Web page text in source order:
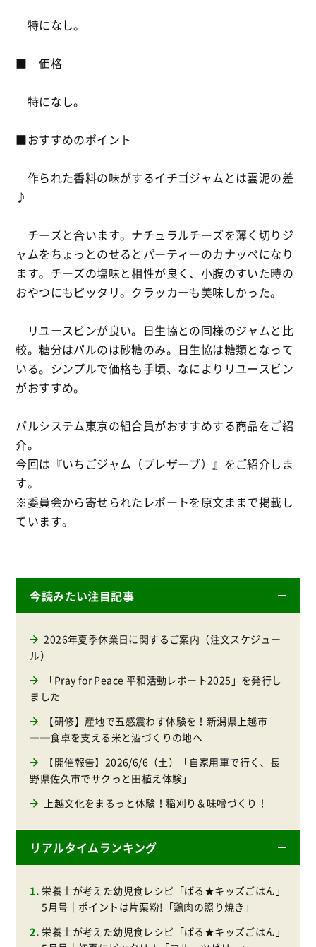
特になし。
■ 価格
特になし。
■おすすめのポイント
作られた香料の味がするイチゴジャムとは雲泥の差
♪
チーズと合います。ナチュラルチーズを薄く切りジ
ャムをちょっとのせるとパーティーのカナッペになり
ます。チーズの塩味と相性が良く、小腹のすいた時の
おやつにもピッタリ。クラッカーも美味しかった。
リユースビンが良い。日生協との同様のジャムと比
較。糖分はパルのは砂糖のみ。日生協は糖類となって
いる。シンプルで価格も手頃、なによりリユースビン
がおすすめ。
パルシステム東京の組合員がおすすめする商品をご紹
介。
今回は『いちごジャム（プレザーブ）』をご紹介しま
す。
※委員会から寄せられたレポートを原文ままで掲載し
ています。
今読みたい注目記事
2026年夏季休業日に関するご案内（注文スケジュー
ル）
「Pray for Peace 平和活動レポート2025」を発行し
ました
【研修】産地で五感震わす体験を！新潟県上越市
──食卓を支える米と酒づくりの地へ
【開催報告】2026/6/6（土）「自家用車で行く、長
野県佐久市でサクっと田植え体験」
上越文化をまるっと体験！稲刈り＆味噌づくり！
リアルタイムランキング
栄養士が考えた幼児食レシピ「ぱる★キッズごはん」
5月号｜ポイントは片栗粉!「鶏肉の照り焼き」
栄養士が考えた幼児食レシピ「ぱる★キッズごはん」